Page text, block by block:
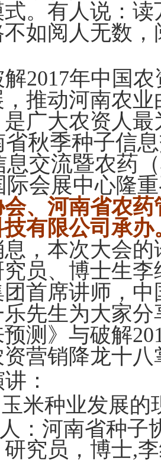
。有人说：
如阅人无数
2017年中国
推动河南农
广大农资人
省秋季种子信
息交流暨农药
际会展中心隆
、河南省农
有限公司承办
，本次大会
员、博士生
首席讲师，
先生为大家
测》与破解
资营销降龙十
：
米种业发展的
： 河南省种子
究员，博士,